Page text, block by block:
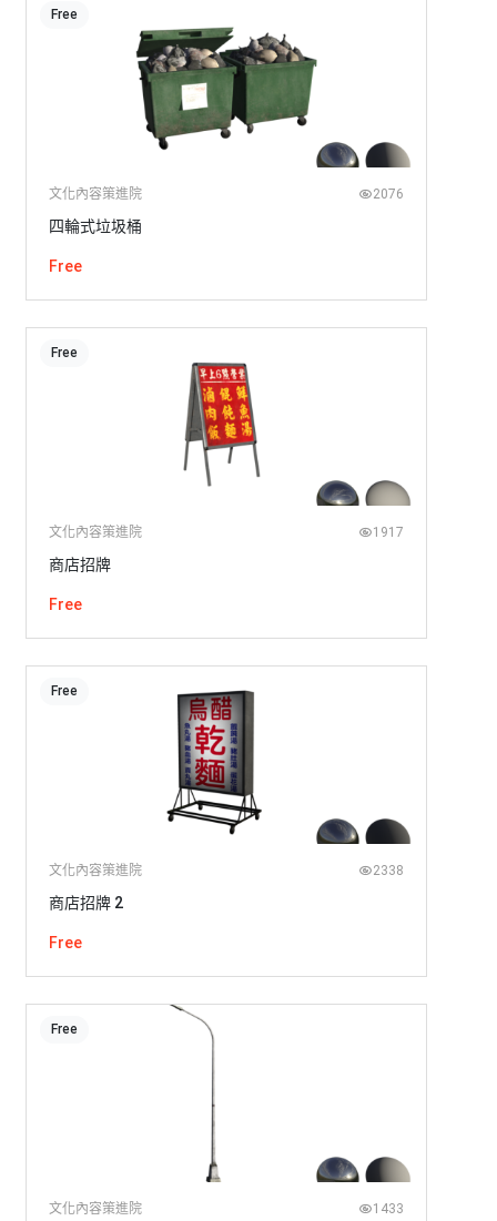
Free
文化內容策進院 2076
四輪式垃圾桶
Free
Free
文化內容策進院 1917
商店招牌
Free
Free
文化內容策進院 2338
商店招牌 2
Free
Free
文化內容策進院 1433